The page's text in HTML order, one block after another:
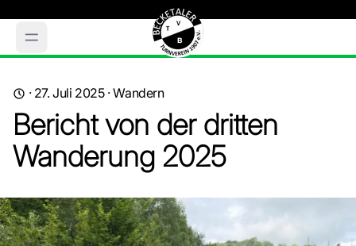
· 27. Juli 2025·Wandern
Bericht von der dritten
Wanderung 2025